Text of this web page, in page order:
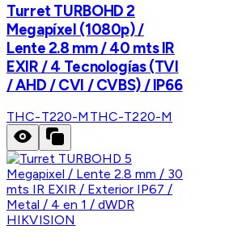
Turret TURBOHD 2
Megapíxel (1080p) /
Lente 2.8 mm / 40 mts IR
EXIR / 4 Tecnologías (TVI
/ AHD / CVI / CVBS) / IP66
THC-T220-M THC-T220-M
HIKVISION